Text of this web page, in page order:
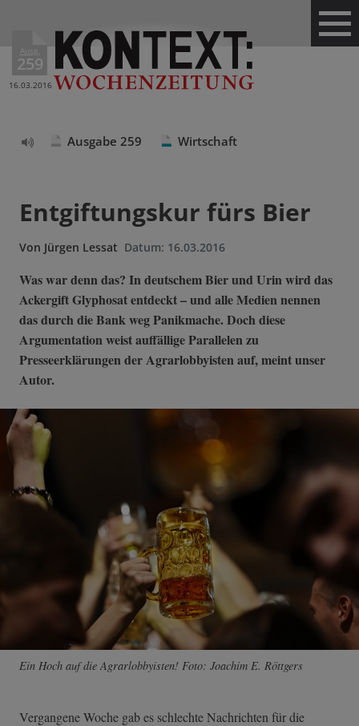
Ausg.
259
16.03.2016
Ausgabe 259 Wirtschaft
Entgiftungskur fürs Bier
Von Jürgen Lessat Datum: 16.03.2016
Was war denn das? In deutschem Bier und Urin wird das
Ackergift Glyphosat entdeckt – und alle Medien nennen
das durch die Bank weg Panikmache. Doch diese
Argumentation weist auffällige Parallelen zu
Presseerklärungen der Agrarlobbyisten auf, meint unser
Autor.
Ein Hoch auf die Agrarlobbyisten! Foto: Joachim E. Röttgers
Vergangene Woche gab es schlechte Nachrichten für die